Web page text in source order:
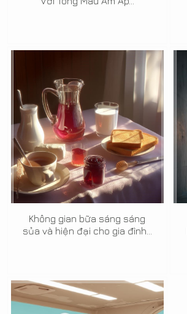
Không gian bữa sáng sáng
sủa và hiện đại cho gia đình...